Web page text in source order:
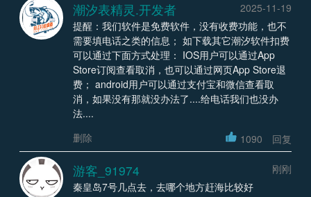
潮汐表精灵.开发者
2025-11-19
提醒：我们软件是免费软件，没有收费功能，也不
需要填电话之类的信息； 如下载其它潮汐软件扣费
可以通过下面方式处理： IOS用户可以通过App
Store订阅查看取消，也可以通过网页App Store退
费； android用户可以通过支付宝和微信查看取
消，如果没有那就没办法了....给电话我们也没办
法....
删除
1090 回复
游客_91974
刚刚
秦皇岛7号几点去，去哪个地方赶海比较好